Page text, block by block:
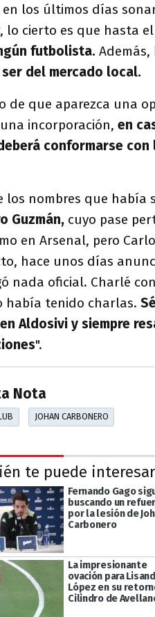
en los últimos días
lo cierto es que hasta
futbolista.
del mercado local.
de que aparezca una
incorporación, en
conformarse
los nombres que había
Guzmán, cuyo pase
en Arsenal, pero
hace unos días
nada oficial. Charlé
había tenido charlas.
Aldosivi y siempre
".
Nota
JOHAN CARBONERO
te puede interesar
Fernando Gago
buscando un
por la lesión de
Carbonero
La impresionante
ovación para
López en su
Cilindro de